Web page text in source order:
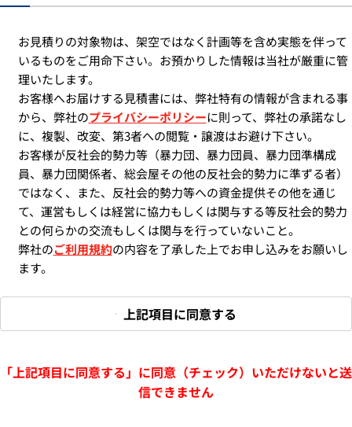
お見積りの対象物は、架空ではなく計画等を含め実態を伴って
いるものをご用命下さい。お預かりした情報は当社が厳重に管
理いたします。
お客様へお届けする見積書には、弊社特有の情報が含まれる事
から、弊社のプライバシーポリシーに則って、弊社の承諾なし
に、複製、改変、第3者への閲覧・譲渡はお避け下さい。
お客様が反社会的勢力等（暴力団、暴力団員、暴力団準構成
員、暴力団関係者、総会屋その他の反社会的勢力に準ずる者）
ではなく、また、反社会的勢力等への資金提供その他を通じ
て、運営もしくは経営に協力もしくは関与する等反社会的勢力
との何らかの交流もしくは関与を行っていないこと。
弊社のご利用規約の内容を了承した上でお申し込みをお願いし
ます。
上記項目に同意する
「上記項目に同意する」に同意（チェック）いただけないと送
信できません